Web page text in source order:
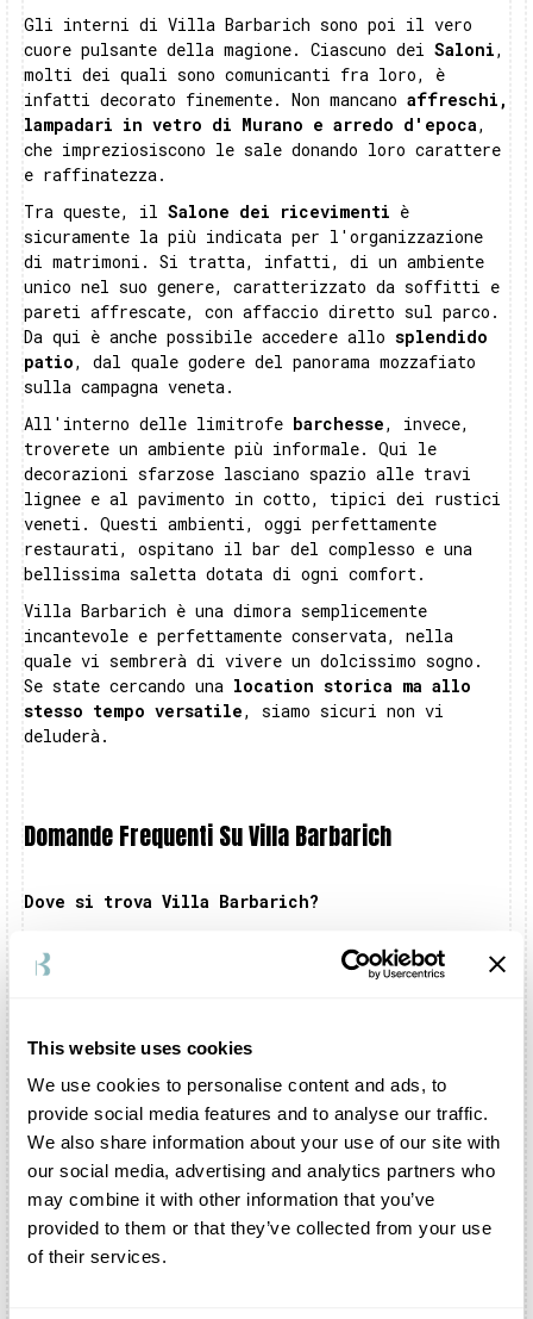
This website uses cookies
We use cookies to personalise content and ads, to
provide social media features and to analyse our traffic.
We also share information about your use of our site with
our social media, advertising and analytics partners who
may combine it with other information that you’ve
provided to them or that they’ve collected from your use
of their services.
Gli interni di Villa Barbarich sono poi il vero
cuore pulsante della magione. Ciascuno dei Saloni,
molti dei quali sono comunicanti fra loro, è
infatti decorato finemente. Non mancano affreschi,
lampadari in vetro di Murano e arredo d'epoca,
che impreziosiscono le sale donando loro carattere
e raffinatezza.
Tra queste, il Salone dei ricevimenti è
sicuramente la più indicata per l'organizzazione
di matrimoni. Si tratta, infatti, di un ambiente
unico nel suo genere, caratterizzato da soffitti e
pareti affrescate, con affaccio diretto sul parco.
Da qui è anche possibile accedere allo splendido
patio, dal quale godere del panorama mozzafiato
sulla campagna veneta.
All'interno delle limitrofe barchesse, invece,
troverete un ambiente più informale. Qui le
decorazioni sfarzose lasciano spazio alle travi
lignee e al pavimento in cotto, tipici dei rustici
veneti. Questi ambienti, oggi perfettamente
restaurati, ospitano il bar del complesso e una
bellissima saletta dotata di ogni comfort.
Villa Barbarich è una dimora semplicemente
incantevole e perfettamente conservata, nella
quale vi sembrerà di vivere un dolcissimo sogno.
Se state cercando una location storica ma allo
stesso tempo versatile, siamo sicuri non vi
deluderà.
Domande Frequenti Su Villa Barbarich
Dove si trova Villa Barbarich?
provincia di Venezia.
Ovviamente. Potrete organizzare lo shooting e il
ricevimento all’interno del Parco, dei Saloni
della Villa e di tutte le zone annesse.
All’interno di Villa Barbarich c’è un
ristorante?
Villa Barbarich è sede di un rinomato ristorante
gourmet, che si occuperà della preparazione del
vostro banchetto nuziale. Gli chef della struttura